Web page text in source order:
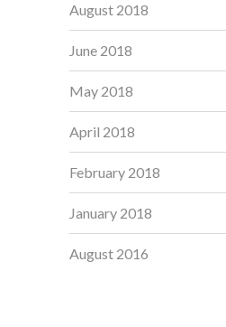
August 2018
June 2018
May 2018
April 2018
February 2018
January 2018
August 2016